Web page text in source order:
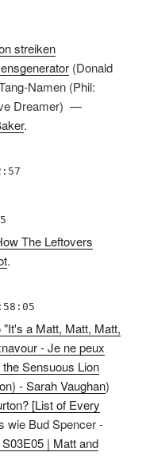
streiken
(Donald
Namen (Phil:
Dreamer) —
.
The Leftovers
.
a Matt, Matt, Matt,
- Je ne peux
the Sensuous Lion
- Sarah Vaughan)
[List of Every
wie Bud Spencer -
| Matt and